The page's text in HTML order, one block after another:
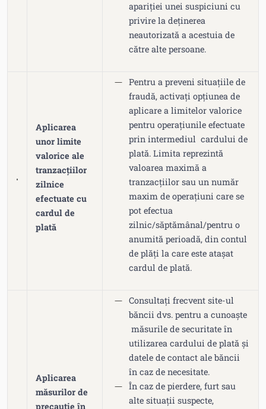
apariției unei suspiciuni cu
privire la deținerea
neautorizată a acestuia de
către alte persoane.
Aplicarea
unor limite
valorice ale
tranzacțiilor
zilnice
efectuate cu
cardul de
plată
Pentru a preveni situațiile de
fraudă, activați opțiunea de
aplicare a limitelor valorice
pentru operațiunile efectuate
prin intermediul cardului de
plată. Limita reprezintă
valoarea maximă a
tranzacțiilor sau un număr
maxim de operațiuni care se
pot efectua
zilnic/săptămânal/pentru o
anumită perioadă, din contul
de plăți la care este atașat
cardul de plată.
Aplicarea
măsurilor de
precauție în
Consultați frecvent site-ul
băncii dvs. pentru a cunoaște
măsurile de securitate în
utilizarea cardului de plată și
datele de contact ale băncii
în caz de necesitate.
În caz de pierdere, furt sau
alte situații suspecte,